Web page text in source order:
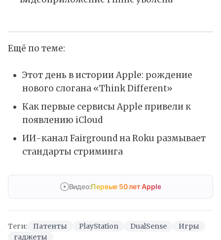
Ещё по теме:
Этот день в истории Apple: рождение
нового слогана «Think Different»
Как первые сервисы Apple привели к
появлению iCloud
ИИ-канал Fairground на Roku размывает
стандарты стриминга
Видео:Первые 50 лет Apple
Теги: Патенты PlayStation DualSense
Игры
гаджеты